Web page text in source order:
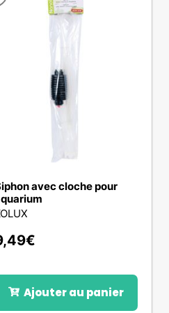
avec cloche pour
€
Ajouter au panier